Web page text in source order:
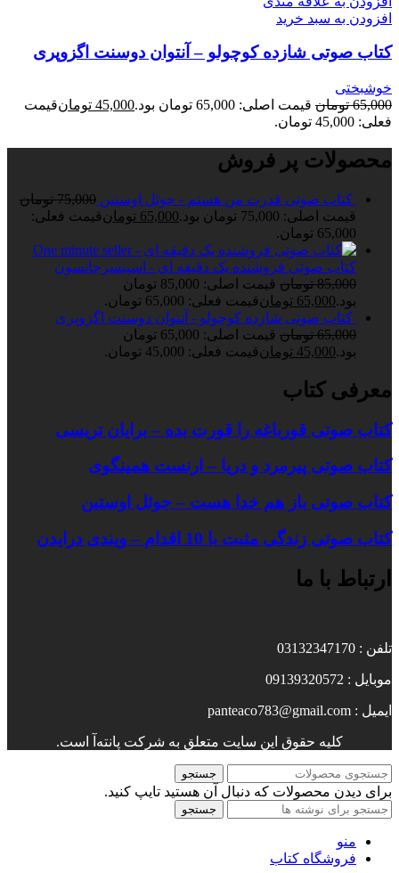
افزودن به سبد خرید
کتاب صوتی شازده کوچولو – آنتوان دوسنت اگزوپری
خوشبختی
65,000 تومان قیمت اصلی: 65,000 تومان بود. 45,000 تومانقیمت
فعلی: 45,000 تومان.
محصولات پر فروش
کتاب صوتی قدرت من هستم - جوئل اوستین 75,000 تومان
قیمت اصلی: 75,000 تومان بود.
65,000 تومانقیمت فعلی:
65,000 تومان.
کتاب صوتی فروشنده یک دقیقه ای - اسپنسرجانسون
85,000 تومان
قیمت اصلی: 85,000 تومان
بود.65,000 تومانقیمت فعلی: 65,000 تومان.
کتاب صوتی شازده کوچولو - آنتوان دوسنت اگزوپری
65,000 تومان
قیمت اصلی: 65,000 تومان
بود.45,000 تومانقیمت فعلی: 45,000 تومان.
معرفی کتاب
کتاب صوتی قورباغه را قورت بده – برایان تریسی
کتاب صوتی پیرمرد و دریا – ارنست همینگوی
کتاب صوتی باز هم خدا هست – جوئل اوستین
کتاب صوتی زندگی مثبت با 10 اقدام – ویندی درایدن
ارتباط با ما
تلفن : 03132347170
موبایل : 09139320572
ایمیل : panteaco783@gmail.com
کلیه حقوق این سایت متعلق به شرکت پانته‌آ است.
جستجو
برای دیدن محصولات که دنبال آن هستید تایپ کنید.
جستجو
منو
فروشگاه کتاب